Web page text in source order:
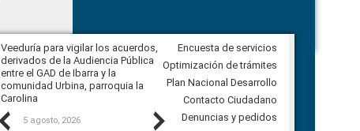
Previous
Veeduría para vigilar los acuerdos,
derivados de la Audiencia Pública
entre el GAD de Ibarra y la
comunidad Urbina, parroquia la
Carolina
5 agosto, 2026
CPCCS convoca a Veeduría
Ciudadana para vigilar el concurso
5 agosto, 2026
Next
Encuesta de servicios
Optimización de trámites
Plan Nacional Desarrollo
Contacto Ciudadano
Denuncias y pedidos